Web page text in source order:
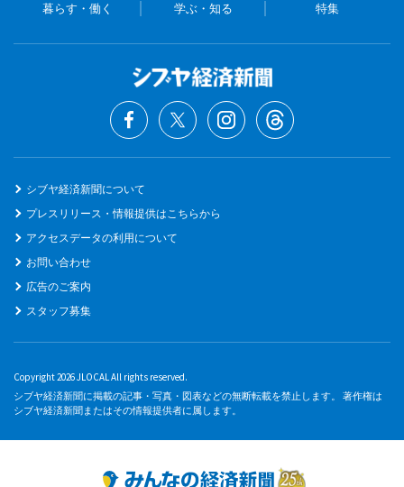
暮らす・働く 学ぶ・知る 特集
シブヤ経済新聞について
プレスリリース・情報提供はこちらから
アクセスデータの利用について
お問い合わせ
広告のご案内
スタッフ募集
Copyright 2026 JLOCAL All rights reserved.
シブヤ経済新聞に掲載の記事・写真・図表などの無断転載を禁止します。 著作権は
シブヤ経済新聞またはその情報提供者に属します。